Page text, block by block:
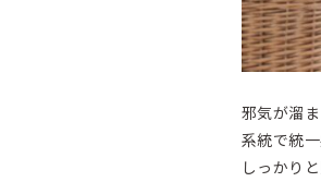
邪気が溜
系統で統
しっかり